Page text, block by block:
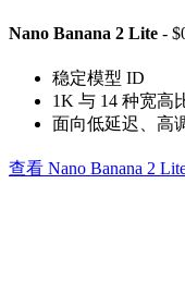
Nano Banana 2 Lite -
稳定模型 ID
1K 与 14 种宽高
面向低延迟、高
查看 Nano Banana 2